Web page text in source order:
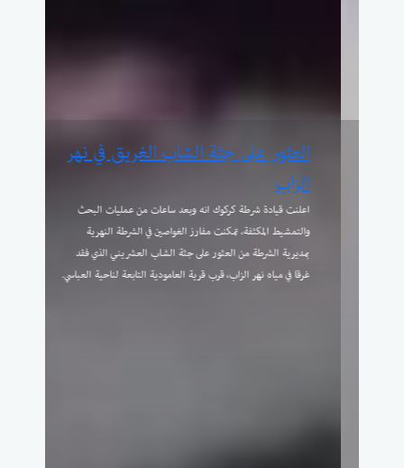
وزير النفط يترأس اجتماعًا لتطوير
حقول كركوك
ترأس وزير النفط اجتماعًا خُصص لمتابعة مشروع تطوير حقول كركوك
الأربعة، التي تشمل: باي حسن، جمبور، خباز، وحقل كركوك ...